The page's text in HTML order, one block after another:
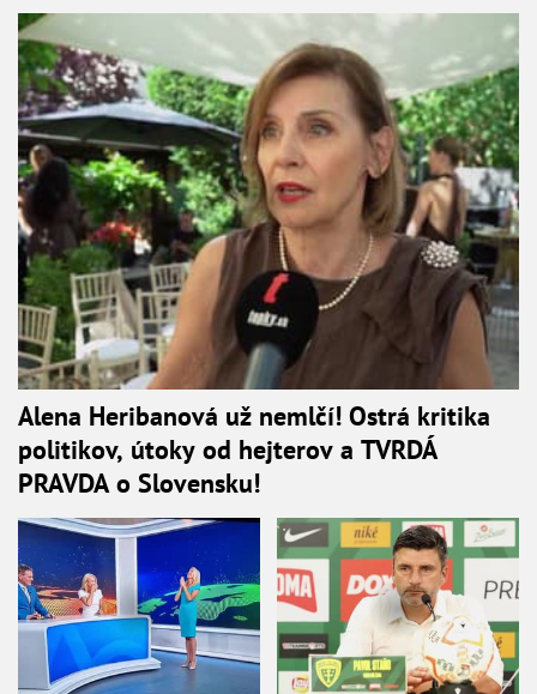
Alena Heribanová už nemlčí! Ostrá kritika
politikov, útoky od hejterov a TVRDÁ
PRAVDA o Slovensku!